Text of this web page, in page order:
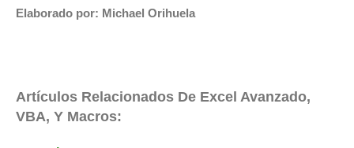
Elaborado por: Michael Orihuela
Artículos Relacionados De Excel Avanzado,
VBA, Y Macros: